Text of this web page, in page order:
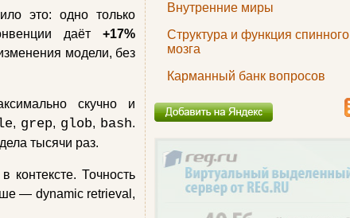
Внутренние миры
Структура и функция спинного
мозга
Карманный банк вопросов
это: одно только
даёт +17%
модели, без
скучно и
, grep, glob, bash.
тысячи раз.
Точность
— dynamic retrieval,